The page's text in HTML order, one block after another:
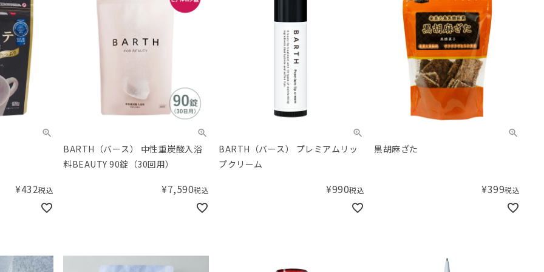
¥432税込
BARTH（バース） 中性重炭酸入浴
料BEAUTY 90錠（30回用）
¥7,590税込
BARTH（バース） プレミアムリッ
プクリーム
¥990税込
黒胡麻ざた
¥399税込